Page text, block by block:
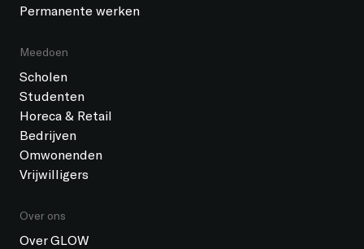
Permanente werken
Meedoen
Scholen
Studenten
Horeca & Retail
Bedrijven
Omwonenden
Vrijwilligers
Over ons
Over GLOW